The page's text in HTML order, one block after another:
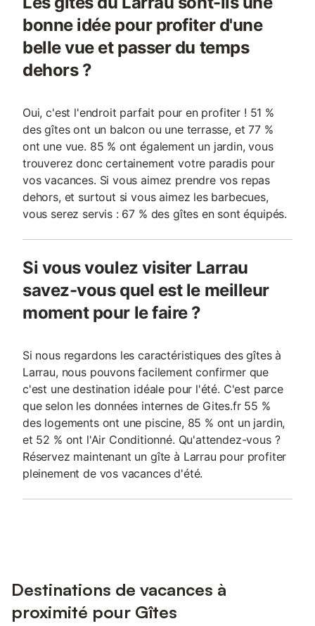
bonne idée pour profiter d'une
belle vue et passer du temps
dehors ?
Oui, c'est l'endroit parfait pour en profiter ! 51 %
des gîtes ont un balcon ou une terrasse, et 77 %
ont une vue. 85 % ont également un jardin, vous
trouverez donc certainement votre paradis pour
vos vacances. Si vous aimez prendre vos repas
dehors, et surtout si vous aimez les barbecues,
vous serez servis : 67 % des gîtes en sont équipés.
Si vous voulez visiter Larrau
savez-vous quel est le meilleur
moment pour le faire ?
Si nous regardons les caractéristiques des gîtes à
Larrau, nous pouvons facilement confirmer que
c'est une destination idéale pour l'été. C'est parce
que selon les données internes de Gites.fr 55 %
des logements ont une piscine, 85 % ont un jardin,
et 52 % ont l'Air Conditionné. Qu'attendez-vous ?
Réservez maintenant un gîte à Larrau pour profiter
pleinement de vos vacances d'été.
Destinations de vacances à
proximité pour Gîtes